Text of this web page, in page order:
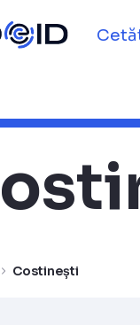
-
Costinești